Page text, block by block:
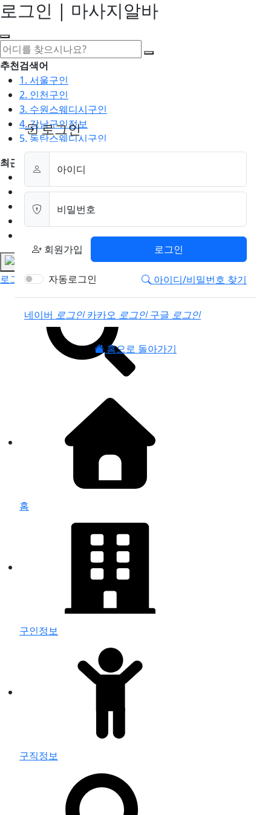
로그인 | 마사지알바
추천검색어
1. 서울구인
2. 인천구인
3. 수원스웨디시구인
4. 강남구인정보
5. 동탄스웨디시구인
최근검색어
1. 일산마사지구인
2. 성남아로마구인
3. 스웨디시구인
로그인
로그인
아이디
비밀번호
회원가입 로그인
자동로그인 아이디/비밀번호 찾기
소셜계정으로 로그인
네이버 로그인 카카오 로그인 구글 로그인
홈으로 돌아가기
홈
구인정보
구직정보